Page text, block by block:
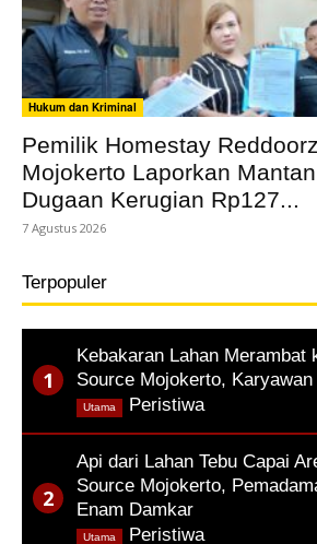
Hukum dan Kriminal
Pemilik Homestay
Mojokerto Laporkan
Dugaan Kerugian Rp127...
7 Agustus 2026
Terpopuler
Kebakaran Lahan Merambat
Source Mojokerto,
Peristiwa
Utama
Api dari Lahan Tebu Capai
Source Mojokerto,
Enam Damkar
Peristiwa
Utama